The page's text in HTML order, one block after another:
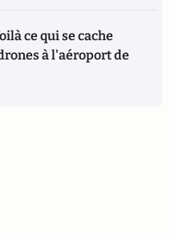
ce qui se cache
à l'aéroport de